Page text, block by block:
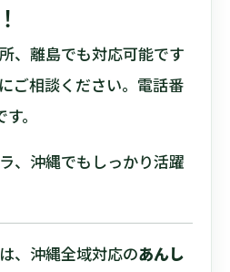
、離島でも対応可能です
ご相談ください。電話番
。
、沖縄でもしっかり活躍
、沖縄全域対応のあんし